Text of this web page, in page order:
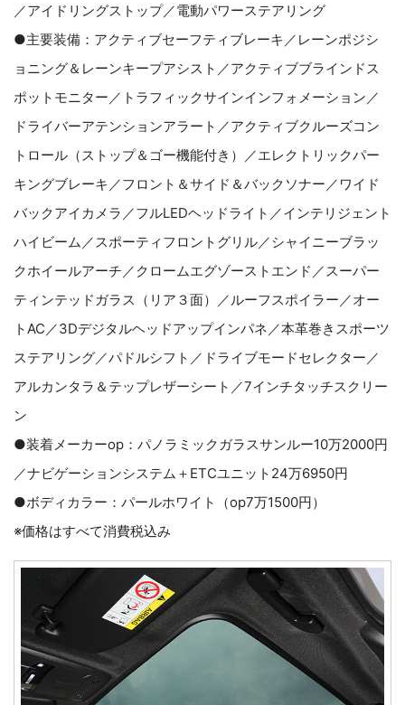
／アイドリングストップ／電動パワーステアリング
●主要装備：アクティブセーフティブレーキ／レーンポジシ
ョニング＆レーンキープアシスト／アクティブブラインドス
ポットモニター／トラフィックサインインフォメーション／
ドライバーアテンションアラート／アクティブクルーズコン
トロール（ストップ＆ゴー機能付き）／エレクトリックパー
キングブレーキ／フロント＆サイド＆バックソナー／ワイド
バックアイカメラ／フルLEDヘッドライト／インテリジェント
ハイビーム／スポーティフロントグリル／シャイニーブラッ
クホイールアーチ／クロームエグゾーストエンド／スーパー
ティンテッドガラス（リア３面）／ルーフスポイラー／オー
トAC／3Dデジタルヘッドアップインパネ／本革巻きスポーツ
ステアリング／パドルシフト／ドライブモードセレクター／
アルカンタラ＆テップレザーシート／7インチタッチスクリー
ン
●装着メーカーop：パノラミックガラスサンルー10万2000円
／ナビゲーションシステム＋ETCユニット24万6950円
●ボディカラー：パールホワイト（op7万1500円）
※価格はすべて消費税込み